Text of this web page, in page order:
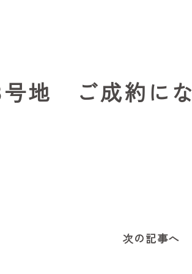
地 ご成約にな
次の記事へ